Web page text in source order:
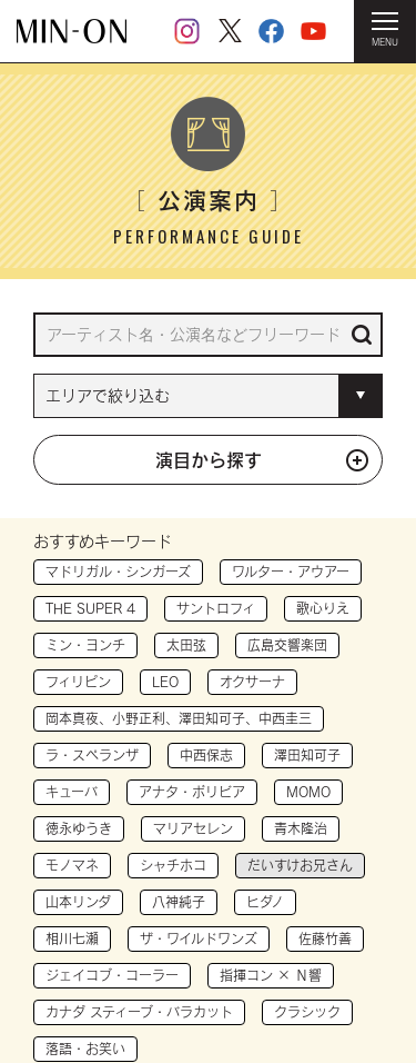
MENU
HOME ＞ 公演案内
［公演案内］
PERFORMANCE GUIDE
演目から探す
おすすめキーワード
マドリガル・シンガーズ ワルター・アウアー
THE SUPER 4 サントロフィ 歌心りえ
ミン・ヨンチ 太田弦 広島交響楽団
フィリピン LEO オクサーナ
岡本真夜、小野正利、澤田知可子、中西圭三
ラ・スペランザ 中西保志 澤田知可子
キューバ アナタ・ボリビア MOMO
徳永ゆうき マリアセレン 青木隆治
モノマネ シャチホコ だいすけお兄さん
山本リンダ 八神純子 ヒダノ
相川七瀬 ザ・ワイルドワンズ 佐藤竹善
ジェイコブ・コーラー 指揮コン × Ｎ響
カナダ スティーブ・バラカット クラシック
落語・お笑い